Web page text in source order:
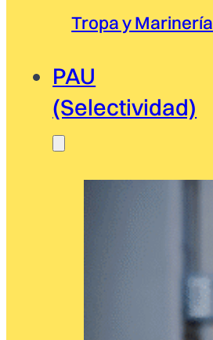
Tropa y Marinería
PAU
(Selectividad)